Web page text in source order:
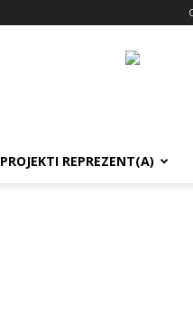
PROJEKTI REPREZENT(A)